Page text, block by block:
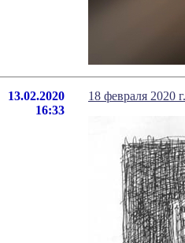
13.02.2020
16:33
18 февраля 2020